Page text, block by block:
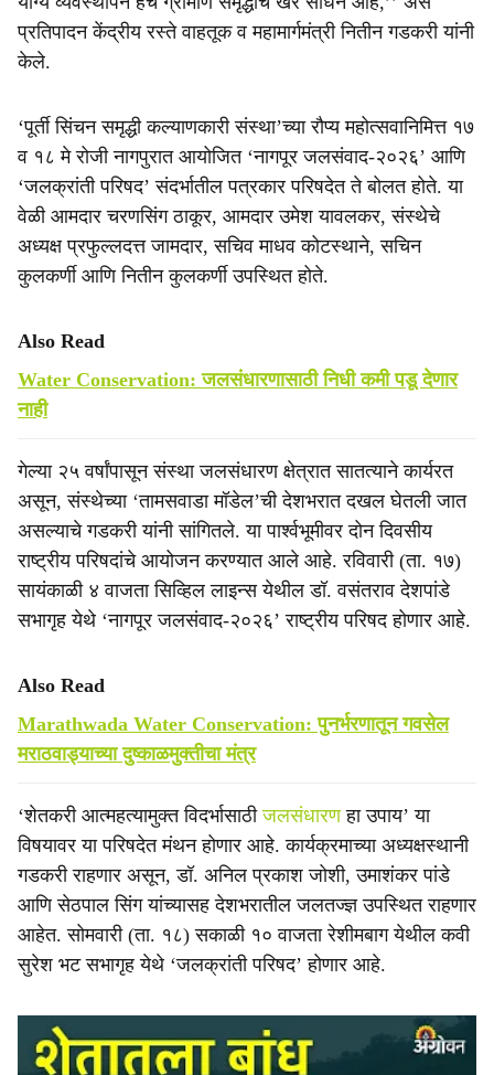
e
प्रतिपादन केंद्रीय रस्ते वाहतूक व महामार्गमंत्री नितीन गडकरी यांनी
केले.
‘पूर्ती सिंचन समृद्धी कल्याणकारी संस्था’च्या रौप्य महोत्सवानिमित्त १७
व १८ मे रोजी नागपुरात आयोजित ‘नागपूर जलसंवाद-२०२६’ आणि
‘जलक्रांती परिषद’ संदर्भातील पत्रकार परिषदेत ते बोलत होते. या
वेळी आमदार चरणसिंग ठाकूर, आमदार उमेश यावलकर, संस्थेचे
अध्यक्ष प्रफुल्लदत्त जामदार, सचिव माधव कोटस्थाने, सचिन
कुलकर्णी आणि नितीन कुलकर्णी उपस्थित होते.
Also Read
Water Conservation: जलसंधारणासाठी निधी कमी पडू देणार
नाही
गेल्या २५ वर्षांपासून संस्था जलसंधारण क्षेत्रात सातत्याने कार्यरत
असून, संस्थेच्या ‘तामसवाडा मॉडेल’ची देशभरात दखल घेतली जात
असल्याचे गडकरी यांनी सांगितले. या पार्श्वभूमीवर दोन दिवसीय
राष्ट्रीय परिषदांचे आयोजन करण्यात आले आहे. रविवारी (ता. १७)
सायंकाळी ४ वाजता सिव्हिल लाइन्स येथील डॉ. वसंतराव देशपांडे
सभागृह येथे ‘नागपूर जलसंवाद-२०२६’ राष्ट्रीय परिषद होणार आहे.
Also Read
Marathwada Water Conservation: पुनर्भरणातून गवसेल
मराठवाड्याच्या दुष्काळमुक्तीचा मंत्र
‘शेतकरी आत्महत्यामुक्त विदर्भासाठीजलसंधारणहा उपाय’ या
विषयावर या परिषदेत मंथन होणार आहे. कार्यक्रमाच्या अध्यक्षस्थानी
गडकरी राहणार असून, डॉ. अनिल प्रकाश जोशी, उमाशंकर पांडे
आणि सेठपाल सिंग यांच्यासह देशभरातील जलतज्ज्ञ उपस्थित राहणार
आहेत. सोमवारी (ता. १८) सकाळी १० वाजता रेशीमबाग येथील कवी
सुरेश भट सभागृह येथे ‘जलक्रांती परिषद’ होणार आहे.